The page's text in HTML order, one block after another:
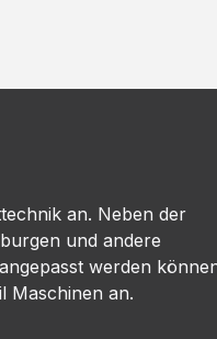
an. Neben der
und andere
werden
Maschinen an.